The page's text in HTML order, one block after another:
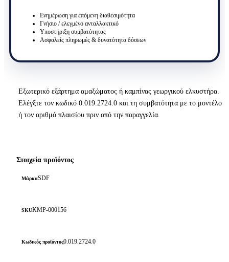
Εξωτερικό εξάρτημα αμαξώματος ή καμπίνας γεωργικού ελκυστήρα.
Ελέγξτε τον κωδικό 0.019.2724.0 και τη συμβατότητα με το μοντέλο
ή τον αριθμό πλαισίου πριν από την παραγγελία.
Στοιχεία προϊόντος
ΜάρκαSDF
SKUKMP-000156
Κωδικός προϊόντος0.019.2724.0
Ενημέρωση για επόμενη διαθεσιμότητα
Γνήσιο / ελεγμένο ανταλλακτικό
Υποστήριξη συμβατότητας
Ασφαλείς πληρωμές & δυνατότητα δόσεων